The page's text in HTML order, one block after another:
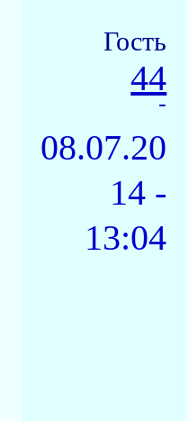
Гость
44
-
08.07.20
14 -
13:04